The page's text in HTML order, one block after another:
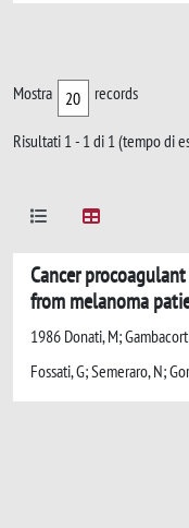
Mostra records
Risultati 1 - 1 di 1 (tempo di
Cancer
from melanoma
1986 Donati, M;
Fossati, G; Semeraro, N;